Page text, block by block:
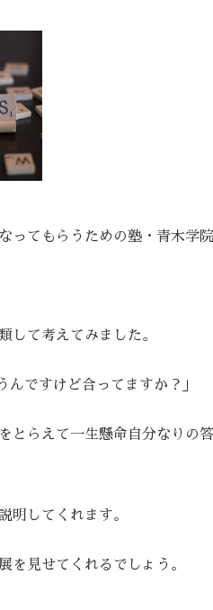
ってもらうための塾・青木学院
して考えてみました。
んですけど合ってますか？」
とらえて一生懸命自分なりの
明してくれます。
を見せてくれるでしょう。